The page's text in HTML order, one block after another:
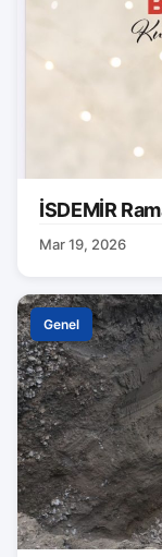
İSDEMİR
Mar 19, 2026
Genel